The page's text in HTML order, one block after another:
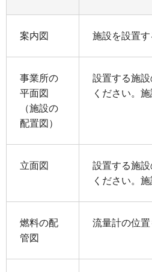
案内図 施設を設置
事業所の
平面図
（施設の
配置図）
設置する施
ください。
立面図
設置する施
ください。
燃料の配
管図
流量計の位置